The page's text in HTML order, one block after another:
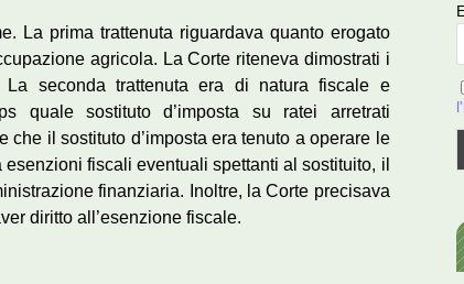
La prima trattenuta riguardava quanto erogato
agricola. La Corte riteneva dimostrati i
seconda trattenuta era di natura fiscale e
quale sostituto d’imposta su ratei arretrati
che il sostituto d’imposta era tenuto a operare le
fiscali eventuali spettanti al sostituito, il
finanziaria. Inoltre, la Corte precisava
diritto all’esenzione fiscale.